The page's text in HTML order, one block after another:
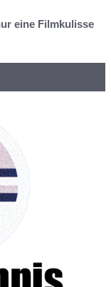
eine Filmkulisse